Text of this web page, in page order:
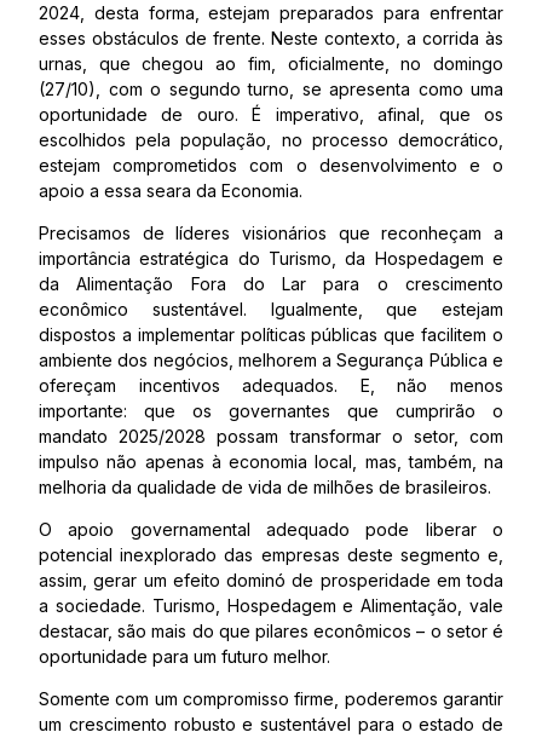
2024, desta forma, estejam preparados para enfrentar
esses obstáculos de frente. Neste contexto, a corrida às
urnas, que chegou ao fim, oficialmente, no domingo
(27/10), com o segundo turno, se apresenta como uma
oportunidade de ouro. É imperativo, afinal, que os
escolhidos pela população, no processo democrático,
estejam comprometidos com o desenvolvimento e o
apoio a essa seara da Economia.
Precisamos de líderes visionários que reconheçam a
importância estratégica do Turismo, da Hospedagem e
da Alimentação Fora do Lar para o crescimento
econômico sustentável. Igualmente, que estejam
dispostos a implementar políticas públicas que facilitem o
ambiente dos negócios, melhorem a Segurança Pública e
ofereçam incentivos adequados. E, não menos
importante: que os governantes que cumprirão o
mandato 2025/2028 possam transformar o setor, com
impulso não apenas à economia local, mas, também, na
melhoria da qualidade de vida de milhões de brasileiros.
O apoio governamental adequado pode liberar o
potencial inexplorado das empresas deste segmento e,
assim, gerar um efeito dominó de prosperidade em toda
a sociedade. Turismo, Hospedagem e Alimentação, vale
destacar, são mais do que pilares econômicos – o setor é
oportunidade para um futuro melhor.
Somente com um compromisso firme, poderemos garantir
um crescimento robusto e sustentável para o estado de